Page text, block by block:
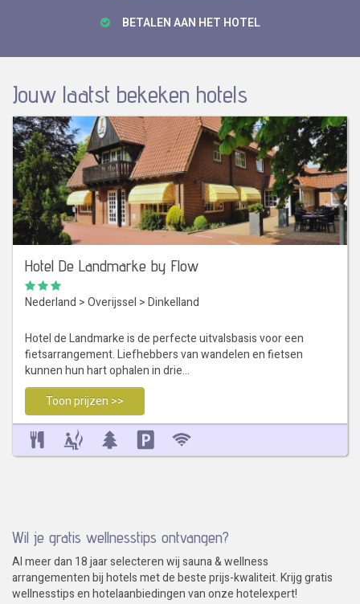
BETALEN AAN HET HOTEL
Jouw laatst bekeken hotels
Hotel De Landmarke by Flow
Nederland >Overijssel >Dinkelland
Hotel de Landmarke is de perfecte uitvalsbasis voor een
fietsarrangement. Liefhebbers van wandelen en fietsen
kunnen hun hart ophalen in drie…
Toon prijzen >>
Wil je gratis wellnesstips ontvangen?
Al meer dan 18 jaar selecteren wij sauna & wellness
arrangementen bij hotels met de beste prijs-kwaliteit. Krijg gratis
wellnesstips en hotelaanbiedingen van onze hotelexpert!